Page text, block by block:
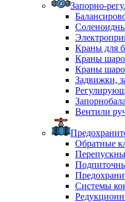
Запорно-
Краны для
Краны
Краны
Задвижки,
Вентили
Обратные
Системы